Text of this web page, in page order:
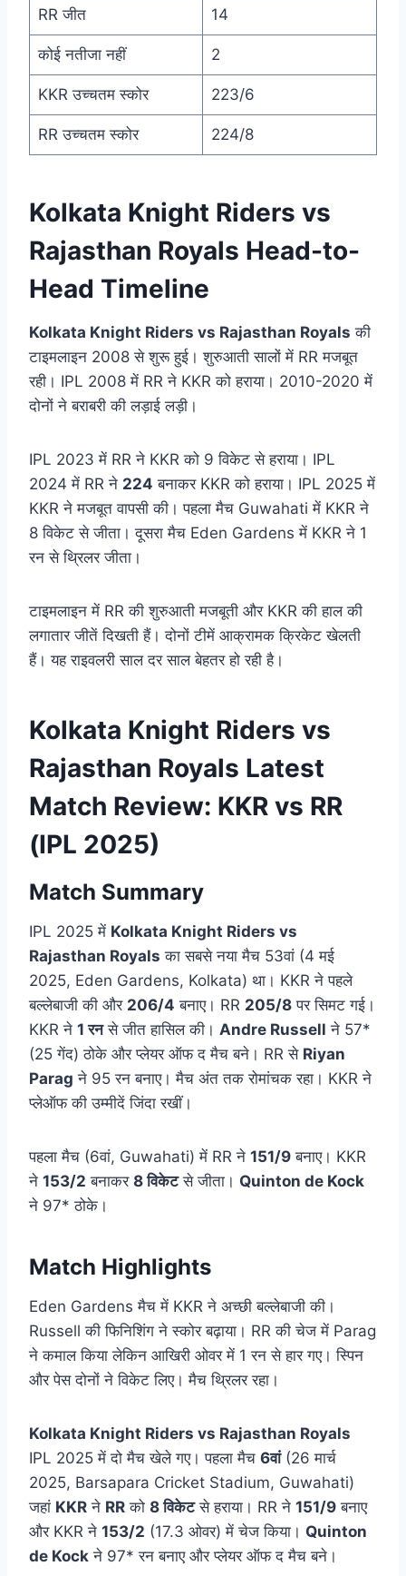
RR जीत 14
कोई नतीजा नहीं 2
KKR उच्चतम स्कोर 223/6
RR उच्चतम स्कोर 224/8
Kolkata Knight Riders vs
Rajasthan Royals Head-to-
Head Timeline
Kolkata Knight Riders vs Rajasthan Royals की
टाइमलाइन 2008 से शुरू हुई। शुरुआती सालों में RR मजबूत
रही। IPL 2008 में RR ने KKR को हराया। 2010-2020 में
दोनों ने बराबरी की लड़ाई लड़ी।
IPL 2023 में RR ने KKR को 9 विकेट से हराया। IPL
2024 में RR ने 224 बनाकर KKR को हराया। IPL 2025 में
KKR ने मजबूत वापसी की। पहला मैच Guwahati में KKR ने
8 विकेट से जीता। दूसरा मैच Eden Gardens में KKR ने 1
रन से थ्रिलर जीता।
टाइमलाइन में RR की शुरुआती मजबूती और KKR की हाल की
लगातार जीतें दिखती हैं। दोनों टीमें आक्रामक क्रिकेट खेलती
हैं। यह राइवलरी साल दर साल बेहतर हो रही है।
Kolkata Knight Riders vs
Rajasthan Royals Latest
Match Review: KKR vs RR
(IPL 2025)
Match Summary
IPL 2025 में Kolkata Knight Riders vs
Rajasthan Royals का सबसे नया मैच 53वां (4 मई
2025, Eden Gardens, Kolkata) था। KKR ने पहले
बल्लेबाजी की और 206/4 बनाए। RR 205/8 पर सिमट गई।
KKR ने 1 रनसे जीत हासिल की। Andre Russell ने 57*
(25 गेंद) ठोके और प्लेयर ऑफ द मैच बने। RR से Riyan
Parag ने 95 रन बनाए। मैच अंत तक रोमांचक रहा। KKR ने
प्लेऑफ की उम्मीदें जिंदा रखीं।
पहला मैच (6वां, Guwahati) में RR ने 151/9 बनाए। KKR
ने 153/2 बनाकर 8 विकेटसे जीता। Quinton de Kock
ने 97* ठोके।
Match Highlights
Eden Gardens मैच में KKR ने अच्छी बल्लेबाजी की।
Russell की फिनिशिंग ने स्कोर बढ़ाया। RR की चेज में Parag
ने कमाल किया लेकिन आखिरी ओवर में 1 रन से हार गए। स्पिन
और पेस दोनों ने विकेट लिए। मैच थ्रिलर रहा।
Kolkata Knight Riders vs Rajasthan Royals
IPL 2025 में दो मैच खेले गए। पहला मैच 6वां(26 मार्च
2025, Barsapara Cricket Stadium, Guwahati)
जहां KKR ने RR को 8 विकेटसे हराया। RR ने 151/9 बनाए
और KKR ने 153/2 (17.3 ओवर) में चेज किया। Quinton
de Kock ने 97* रन बनाए और प्लेयर ऑफ द मैच बने।